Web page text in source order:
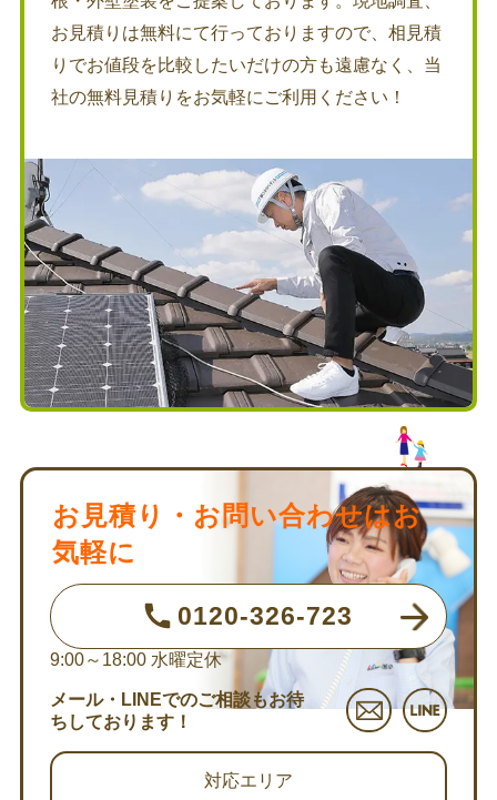
お見積りは無料にて行っておりますので、相見積
りでお値段を比較したいだけの方も遠慮なく、当
社の無料見積りをお気軽にご利用ください！
お見積り・お問い合わせはお
気軽に
0120-326-723
9:00～18:00 水曜定休
メール・LINEでのご相談もお待
ちしております！
対応エリア